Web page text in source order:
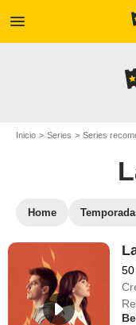
menu
Inicio Series Series
Home